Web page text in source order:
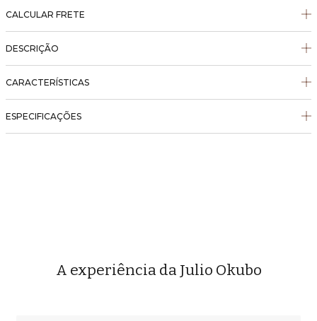
CALCULAR FRETE
DESCRIÇÃO
CARACTERÍSTICAS
ESPECIFICAÇÕES
A experiência da Julio Okubo